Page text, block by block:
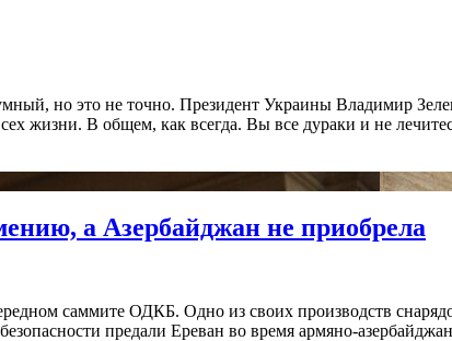
но это не точно. Президент Украины Владимир
жизни. В общем, как всегда. Вы все дураки и не
а Азербайджан не приобрела
саммите ОДКБ. Одно из своих производств
предали Ереван во время армяно-